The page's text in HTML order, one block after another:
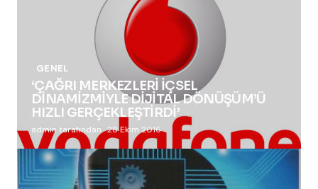
GENEL
‘ÇAĞRI MERKEZLERİ İÇSEL
DİNAMİZMİYLE DİJİTAL DÖNÜŞÜM’Ü
HIZLI GERÇEKLEŞTİRDİ’
admin tarafından 28 Ekim 2016